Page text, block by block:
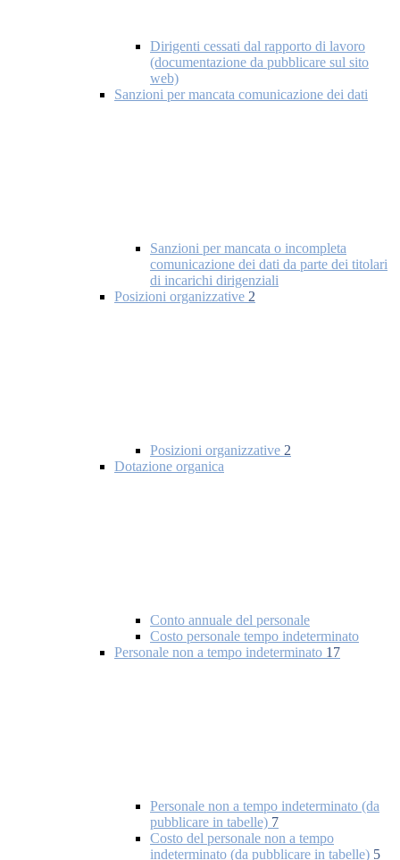
Dirigenti cessati dal rapporto di lavoro
(documentazione da pubblicare sul sito
web)
Sanzioni per mancata comunicazione dei dati
Sanzioni per mancata o incompleta
comunicazione dei dati da parte dei titolari
di incarichi dirigenziali
Posizioni organizzative 2
Posizioni organizzative 2
Dotazione organica
Conto annuale del personale
Costo personale tempo indeterminato
Personale non a tempo indeterminato 17
Personale non a tempo indeterminato (da
pubblicare in tabelle) 7
Costo del personale non a tempo
indeterminato (da pubblicare in tabelle) 5